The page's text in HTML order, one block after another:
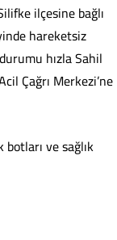
ilçesine bağlı
hareketsiz
hızla Sahil
Çağrı Merkezi’ne
ve sağlık